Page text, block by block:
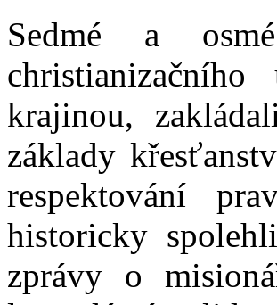
Sedmé a
krajinou,
základy
respektování
historicky
zprávy o